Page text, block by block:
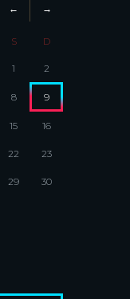
S D
1 2
8 9
15 16
22 23
29 30